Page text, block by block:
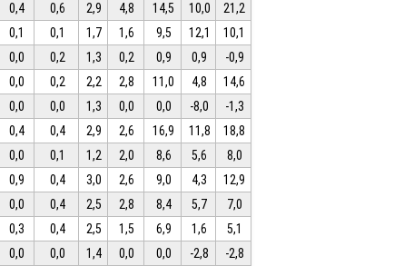
0,4 0,6 2,9 4,8 14,5 10,0
21,2
0,1 0,1 1,7 1,6 9,5 12,1
10,1
0,0 0,2 1,3 0,2 0,9 0,9
-0,9
0,0 0,2 2,2 2,8 11,0 4,8
14,6
0,0 0,0 1,3 0,0 0,0 -8,0
-1,3
0,4 0,4 2,9 2,6 16,9 11,8
18,8
0,0 0,1 1,2 2,0 8,6 5,6
8,0
0,9 0,4 3,0 2,6 9,0 4,3
12,9
0,0 0,4 2,5 2,8 8,4 5,7
7,0
0,3 0,4 2,5 1,5 6,9 1,6
5,1
0,0 0,0 1,4 0,0 0,0 -2,8 -2,8